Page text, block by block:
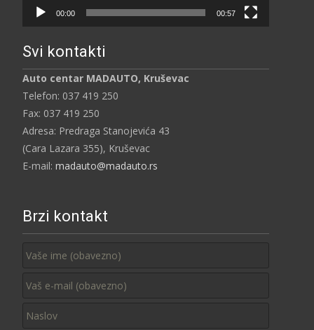
00:00 00:57
Svi kontakti
Auto centar MADAUTO, Kruševac
Telefon: 037 419 250
Fax: 037 419 250
Adresa: Predraga Stanojevića 43
(Cara Lazara 355), Kruševac
E-mail: madauto@madauto.rs
Brzi kontakt